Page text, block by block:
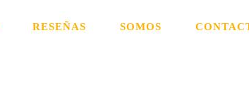
RESEÑAS SOMOS